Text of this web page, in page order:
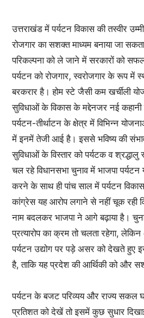
उत्तराखंड में पर्यटन विकास की तस्वीर
रोजगार का सशक्त माध्यम बनाया जा
परिकल्पना को ले जाने में सरकारों को
पर्यटन को रोजगार, स्वरोजगार के रूप में
बरकरार है। होम स्टे जैसी कम खर्चीली
सुविधाओं के विकास के मद्देनजर नई कहानी
पर्यटन-तीर्थाटन के क्षेत्र में विभिन्न
में इनमें तेजी आई है। इससे भविष्य की
सुविधाओं के विस्तार को पर्यटक व
चल रहे विधानसभा चुनाव में भाजपा
करने के साथ ही पांच साल में पर्यटन
कांग्रेस यह आरोप लगाने से नहीं चूक रही
नाम बदलकर भाजपा ने आगे बढ़ाया है।
प्रत्यारोप का क्रम तो चलता रहेगा,
पर्यटन उद्योग पर पड़े असर को देखते हुए
है, ताकि यह प्रदेश की आर्थिकी को और
पर्यटन के बजट परिव्यय और राज्य सकल
प्रतिशत को देखें तो इसमें कुछ सुधार